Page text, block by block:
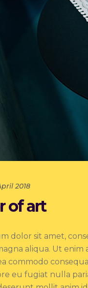
2018
of art
dolor sit amet,
aliqua. Ut enim
commodo
eu fugiat nulla